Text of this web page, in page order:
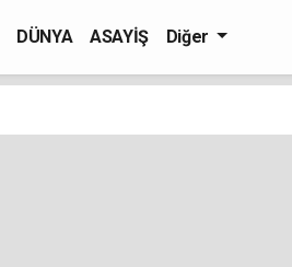
DÜNYA ASAYİŞ Diğer